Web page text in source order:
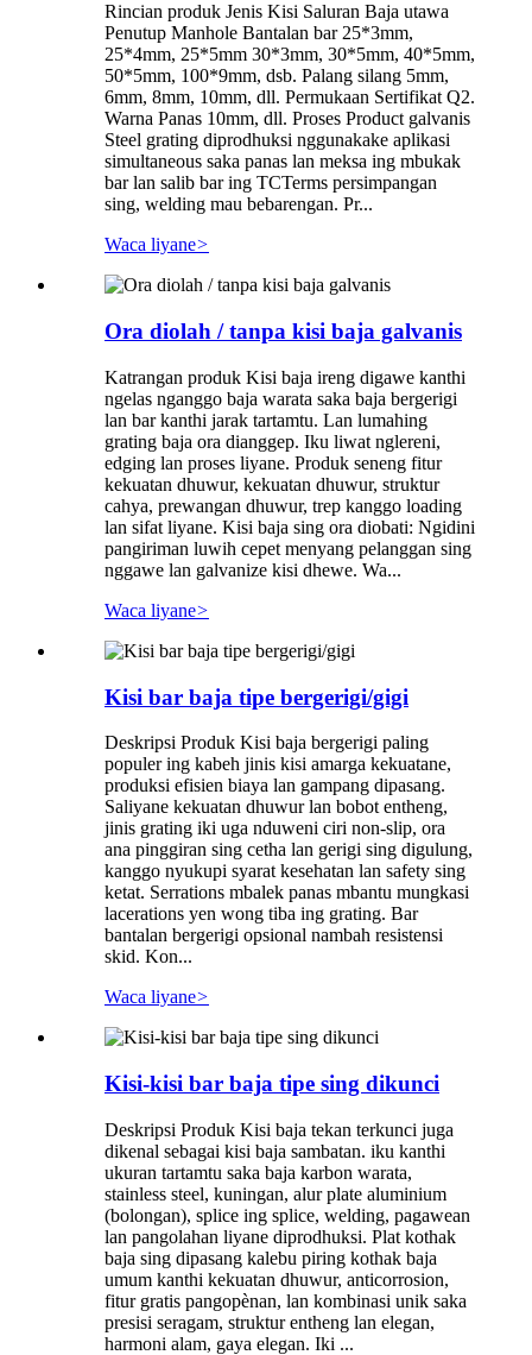
Rincian produk Jenis Kisi Saluran Baja utawa
Penutup Manhole Bantalan bar 25*3mm,
25*4mm, 25*5mm 30*3mm, 30*5mm, 40*5mm,
50*5mm, 100*9mm, dsb. Palang silang 5mm,
6mm, 8mm, 10mm, dll. Permukaan Sertifikat Q2.
Warna Panas 10mm, dll. Proses Product galvanis
Steel grating diprodhuksi nggunakake aplikasi
simultaneous saka panas lan meksa ing mbukak
bar lan salib bar ing TCTerms persimpangan
sing, welding mau bebarengan. Pr...
Waca liyane>
Ora diolah / tanpa kisi baja galvanis
Katrangan produk Kisi baja ireng digawe kanthi
ngelas nganggo baja warata saka baja bergerigi
lan bar kanthi jarak tartamtu. Lan lumahing
grating baja ora dianggep. Iku liwat nglereni,
edging lan proses liyane. Produk seneng fitur
kekuatan dhuwur, kekuatan dhuwur, struktur
cahya, prewangan dhuwur, trep kanggo loading
lan sifat liyane. Kisi baja sing ora diobati: Ngidini
pangiriman luwih cepet menyang pelanggan sing
nggawe lan galvanize kisi dhewe. Wa...
Waca liyane>
Kisi bar baja tipe bergerigi/gigi
Deskripsi Produk Kisi baja bergerigi paling
populer ing kabeh jinis kisi amarga kekuatane,
produksi efisien biaya lan gampang dipasang.
Saliyane kekuatan dhuwur lan bobot entheng,
jinis grating iki uga nduweni ciri non-slip, ora
ana pinggiran sing cetha lan gerigi sing digulung,
kanggo nyukupi syarat kesehatan lan safety sing
ketat. Serrations mbalek panas mbantu mungkasi
lacerations yen wong tiba ing grating. Bar
bantalan bergerigi opsional nambah resistensi
skid. Kon...
Waca liyane>
Kisi-kisi bar baja tipe sing dikunci
Deskripsi Produk Kisi baja tekan terkunci juga
dikenal sebagai kisi baja sambatan. iku kanthi
ukuran tartamtu saka baja karbon warata,
stainless steel, kuningan, alur plate aluminium
(bolongan), splice ing splice, welding, pagawean
lan pangolahan liyane diprodhuksi. Plat kothak
baja sing dipasang kalebu piring kothak baja
umum kanthi kekuatan dhuwur, anticorrosion,
fitur gratis pangopènan, lan kombinasi unik saka
presisi seragam, struktur entheng lan elegan,
harmoni alam, gaya elegan. Iki ...